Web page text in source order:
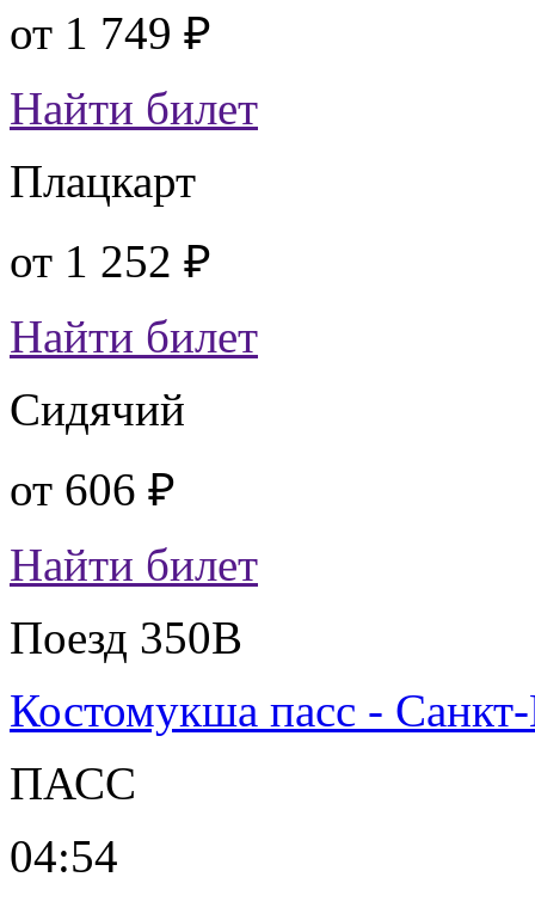
от 1 749 ₽
Найти билет
Плацкарт
от 1 252 ₽
Найти билет
Сидячий
от 606 ₽
Найти билет
Поезд 350В
Костомукша пасс -
ПАСС
04:54